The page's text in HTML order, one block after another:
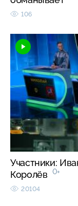
106
Участники:
Королёв
0+
20104